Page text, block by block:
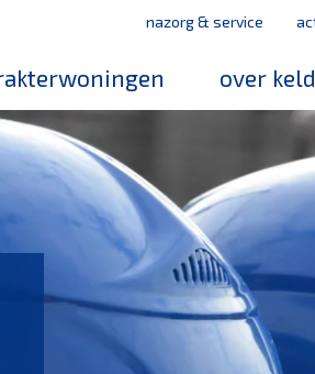
nazorg & service
over
werken
mvo
leerbedrijf
magazines